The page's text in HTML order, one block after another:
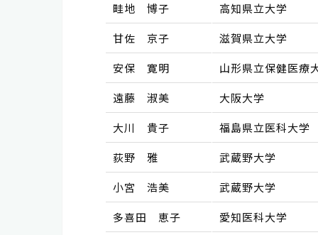
畦地 博子
高知県立大学
甘佐 京子
滋賀県立大学
安保 寛明
山形県立保健医療
遠藤 淑美
大阪大学
大川 貴子
福島県立医科大学
荻野 雅
武蔵野大学
小宮 浩美
武蔵野大学
多喜田 恵子
愛知医科大学